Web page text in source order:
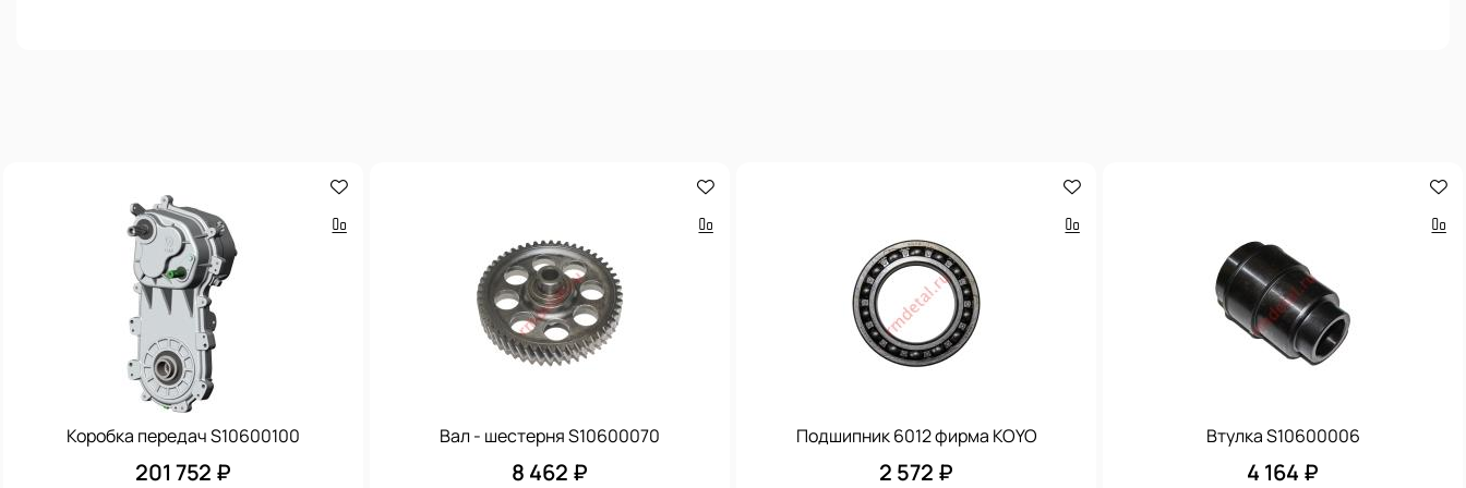
Коробка передач S10600100
201 752 ₽
Вал - шестерня S10600070
8 462 ₽
Подшипник 6012 фирма KOYO
2 572 ₽
Втулка S10600006
4 164 ₽